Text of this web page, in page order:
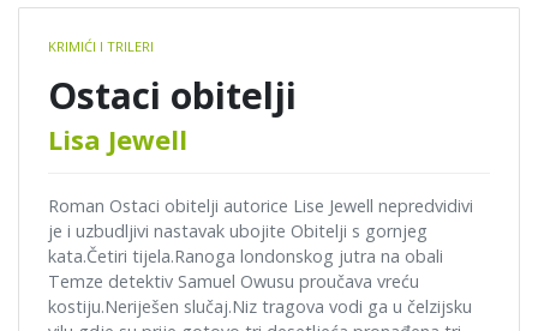
Book
details
KRIMIĆI I TRILERI
Ostaci obitelji
Lisa Jewell
Roman Ostaci obitelji autorice Lise Jewell nepredvidivi
je i uzbudljivi nastavak ubojite Obitelji s gornjeg
kata.Četiri tijela.Ranoga londonskog jutra na obali
Temze detektiv Samuel Owusu proučava vreću
kostiju.Neriješen slučaj.Niz tragova vodi ga u čelzijsku